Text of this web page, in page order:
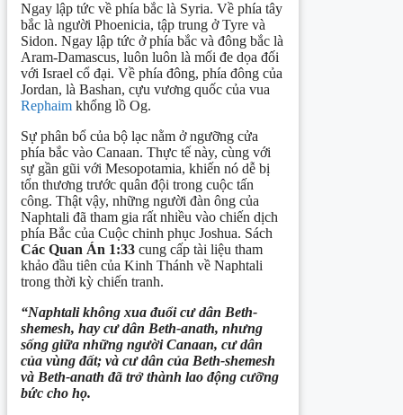
Ngay lập tức về phía bắc là Syria. Về phía tây
bắc là người Phoenicia, tập trung ở Tyre và
Sidon. Ngay lập tức ở phía bắc và đông bắc là
Aram-Damascus, luôn luôn là mối đe dọa đối
với Israel cổ đại. Về phía đông, phía đông của
Jordan, là Bashan, cựu vương quốc của vua
Rephaim khổng lồ Og.
Sự phân bổ của bộ lạc nằm ở ngưỡng cửa
phía bắc vào Canaan. Thực tế này, cùng với
sự gần gũi với Mesopotamia, khiến nó dễ bị
tổn thương trước quân đội trong cuộc tấn
công. Thật vậy, những người đàn ông của
Naphtali đã tham gia rất nhiều vào chiến dịch
phía Bắc của Cuộc chinh phục Joshua. Sách
Các Quan Án 1:33 cung cấp tài liệu tham
khảo đầu tiên của Kinh Thánh về Naphtali
trong thời kỳ chiến tranh.
“Naphtali không xua đuổi cư dân Beth-
shemesh, hay cư dân Beth-anath, nhưng
sống giữa những người Canaan, cư dân
của vùng đất; và cư dân của Beth-shemesh
và Beth-anath đã trở thành lao động cưỡng
bức cho họ.